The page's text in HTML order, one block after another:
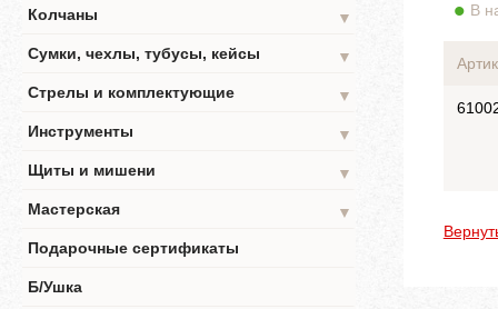
Колчаны
▼
Сумки, чехлы, тубусы, кейсы
▼
Стрелы и комплектующие
▼
Инструменты
▼
Щиты и мишени
▼
Мастерская
▼
Подарочные сертификаты
Б/Ушка
В